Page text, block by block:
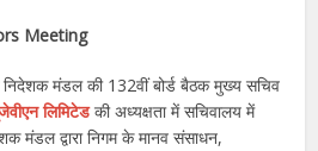
Meeting
मंडल की 132वीं बोर्ड बैठक मुख्य सचिव
लिमिटेडकी अध्यक्षता में सचिवालय में
मंडल द्वारा निगम के मानव संसाधन,